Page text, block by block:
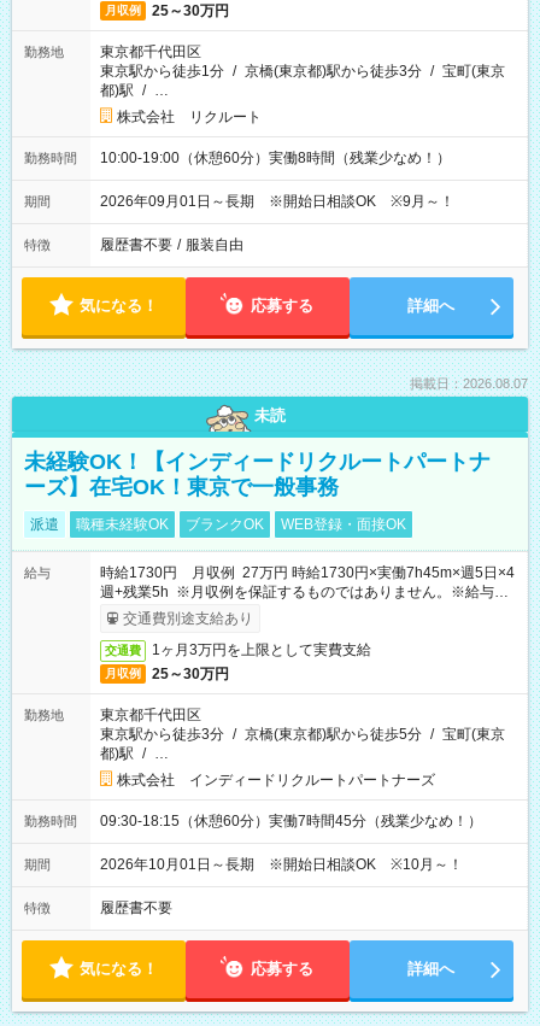
月収例 25～30万円
勤務地
東京都千代田区
東京駅から徒歩1分 / 京橋(東京都)駅から徒歩3分 / 宝町(東京
都)駅 / …
株式会社 リクルート
勤務時間 10:00-19:00（休憩60分）実働8時間（残業少なめ！）
期間 2026年09月01日～長期 ※開始日相談OK ※9月～！
特徴 履歴書不要 / 服装自由
気になる！ 応募する 詳細へ
掲載日：2026.08.07
未読
未経験OK！【インディードリクルートパートナ
ーズ】在宅OK！東京で一般事務
派遣 職種未経験OK ブランクOK WEB登録・面接OK
給与
時給1730円 月収例 27万円 時給1730円×実働7h45m×週5日×4
週+残業5h ※月収例を保証するものではありません。※給与即
受取りサービス利用可（利用条件有）
交通費別途支給あり
交通費 1ヶ月3万円を上限として実費支給
月収例 25～30万円
勤務地
東京都千代田区
東京駅から徒歩3分 / 京橋(東京都)駅から徒歩5分 / 宝町(東京
都)駅 / …
株式会社 インディードリクルートパートナーズ
勤務時間 09:30-18:15（休憩60分）実働7時間45分（残業少なめ！）
期間 2026年10月01日～長期 ※開始日相談OK ※10月～！
特徴 履歴書不要
気になる！ 応募する 詳細へ